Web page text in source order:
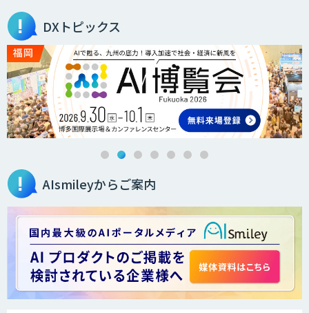
IBT BizTAPAI
AI開発・伴走支援・内製化支援
LINEWORKS AiCall（VOICEIVR）
Voice Space
DXトピックス
AIsmileyからご案内